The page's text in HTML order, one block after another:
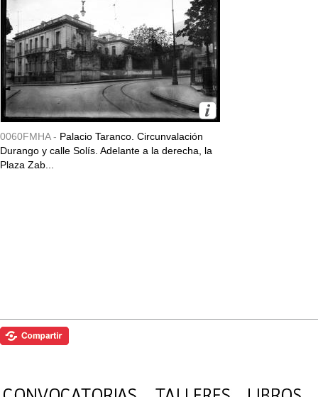
0060FMHA - Palacio Taranco. Circunvalación
Durango y calle Solís. Adelante a la derecha, la
Plaza Zab...